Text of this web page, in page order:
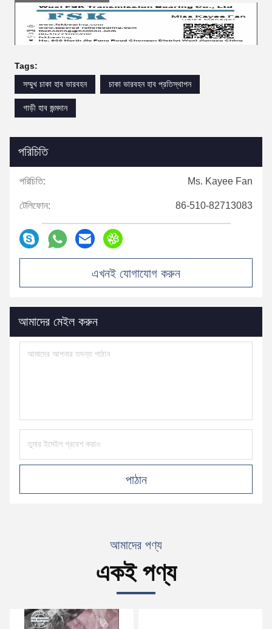
Tags:
সম্মুখ চাকা হাব ভারবহন
চাকা ভারবহন হাব প্রতিস্থাপন
গাড়ী হাব জন্মদান
পরিচিতি
পরিচিতি: Ms. Kayee Fan
টেলিফোন: 86-510-82713083
এখনই যোগাযোগ করুন
আমাদের মেইল ​​করুন
পাঠান
আমাদের পণ্য
একই পণ্য